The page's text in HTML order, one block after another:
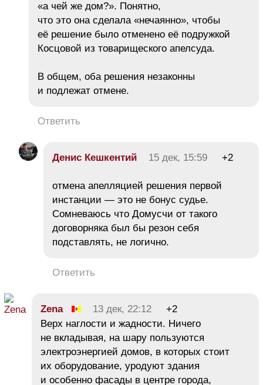
«а чей же дом?». Понятно,
что это она сделала «нечаянно», чтобы
её решение было отменено её подружкой
Косцовой из товарищеского апелсуда.
В общем, оба решения незаконны
и подлежат отмене.
Ответить
Денис Кешкентий 15 дек, 15:59 +2
отмена апелляцией решения первой
инстанции — это не бонус судье.
Сомневаюсь что Домусчи от такого
договорняка был бы резон себя
подставлять, не логично.
Ответить
Zena 13 дек, 22:12
+2
Верх наглости и жадности. Ничего
не вкладывая, на шару пользуются
электроэнергией домов, в которых стоит
их оборудование, уродуют здания
и особенно фасады в центре города,